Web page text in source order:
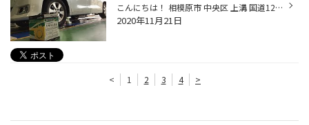
こんにちは！ 相模原市 中央区 上溝 国道129号線沿い 山岡家 さん横の タイヤ館相模原店 藤本です(((o(*ﾟ▽ﾟ*)o))) 当店のホームページをご覧いただきありがとうございます(*´ω｀*) 本日は トヨタ アルファード の バッテリー交換などのご紹介をいたします！ まず3年と少し使用されたバッテリー こち...
2020年11月21日
< 1 2 3 4 >